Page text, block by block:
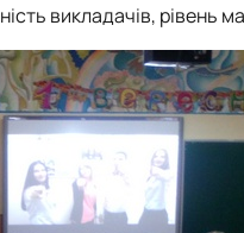
викладачів, рівень